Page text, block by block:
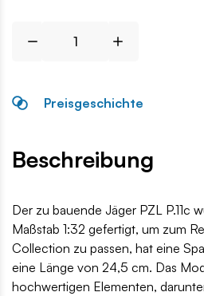
Preisgeschichte
Beschreibung
Der zu bauende Jäger PZL P.11c
Maßstab 1:32 gefertigt, um zum
Collection zu passen, hat eine
eine Länge von 24,5 cm. Das
hochwertigen Elementen,